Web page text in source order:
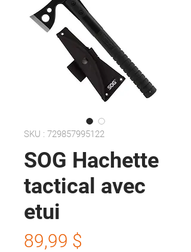
SKU : 729857995122
SOG Hachette
tactical avec
etui
89,99 $